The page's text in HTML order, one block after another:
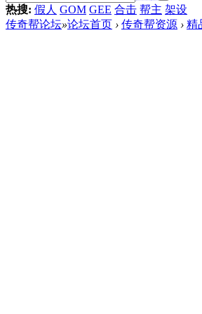
热搜: 假人 GOM GEE 合击 帮主 架设
传奇帮论坛»论坛首页 › 传奇帮资源 › 精